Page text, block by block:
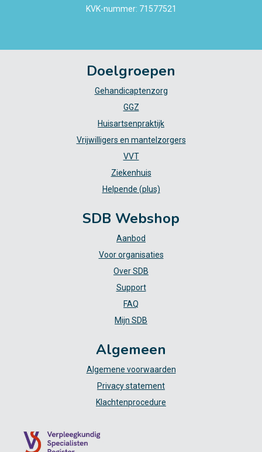
KVK-nummer: 71577521
Doelgroepen
Gehandicaptenzorg
GGZ
Huisartsenpraktijk
Vrijwilligers en mantelzorgers
VVT
Ziekenhuis
Helpende (plus)
SDB Webshop
Aanbod
Voor organisaties
Over SDB
Support
FAQ
Mijn SDB
Algemeen
Algemene voorwaarden
Privacy statement
Klachtenprocedure